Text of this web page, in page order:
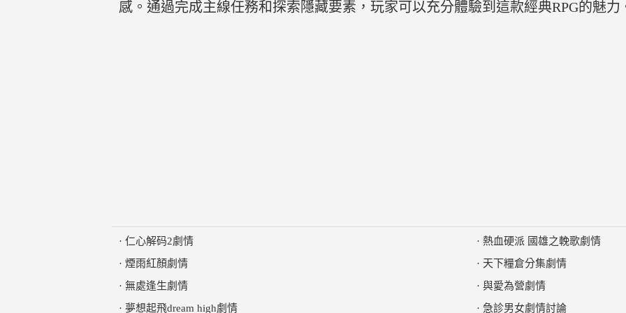
感。通過完成主線任務和探索隱藏要素，玩家可以充分體驗到這款經典RPG的魅力
· 仁心解码2劇情
· 煙雨紅顏劇情
· 無處逢生劇情
· 夢想起飛dream high劇情
· 熱血硬派 國雄之輓歌劇情
· 天下糧倉分集劇情
· 與愛為營劇情
· 急診男女劇情討論